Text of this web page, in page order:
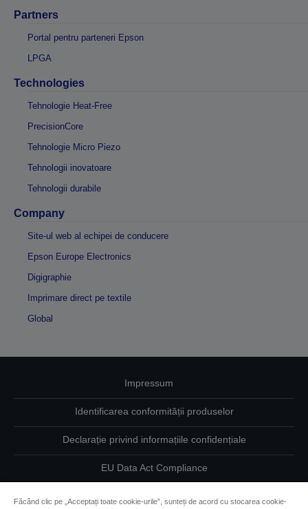
Partners
Portal pentru parteneri Epson
LPGA
Technologies
Tehnologie Heat-Free
PrecisionCore
Tehnologie Micro Piezo
Tehnologii inovatoare
Tehnologii durabile
Company
Site-ul web al echipei de conducere
Epson Europe Electronics
Digigraphie
Imprimare direct pe textile
Global
Impressum
Identificarea conformității produselor
Declarație privind informațiile confidențiale
EU Data Act Compliance
Făcând clic pe „Acceptați toate cookie-urile”, sunteți de acord cu stocarea cookie-